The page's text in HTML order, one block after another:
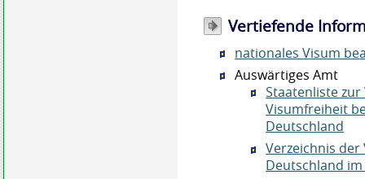
Vertiefende
nationales Visum
Auswärtiges Amt
Staatenliste
Visumfreiheit
Deutschland
Verzeichnis
Deutschland